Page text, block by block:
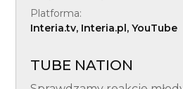
Platforma:
Interia.tv, Interia.pl, YouTube
TUBE NATION